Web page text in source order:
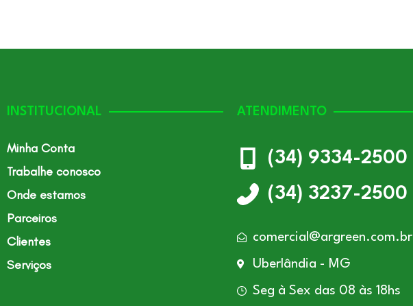
INSTITUCIONAL
Minha Conta
Trabalhe conosco
Onde estamos
Parceiros
Clientes
Serviços
ATENDIMENTO
(34) 9334-2500
(34) 3237-2500
comercial@argreen.com.br
Uberlândia - MG
Seg à Sex das 08 às 18hs